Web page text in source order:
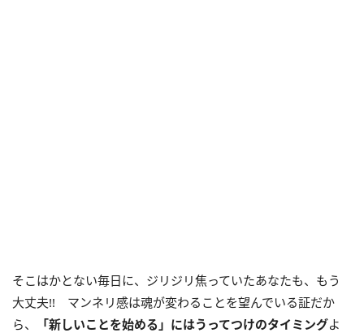
そこはかとない毎日に、ジリジリ焦っていたあなたも、もう
大丈夫!! マンネリ感は魂が変わることを望んでいる証だか
ら、
「新しいことを始める」にはうってつけのタイミングよ